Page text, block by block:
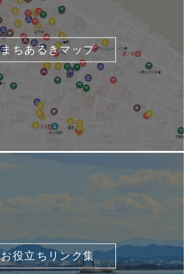
まちあるきマップ
お役立ちリンク集